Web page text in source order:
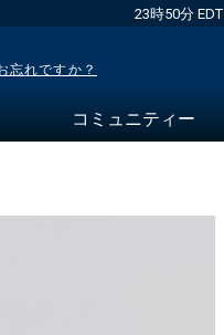
23時50分 EDT
忘れですか？
コミュニティー